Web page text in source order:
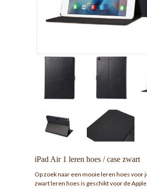
iPad Air 1 leren hoes / case zwart
Op zoek naar een mooie leren hoes voor
zwart leren hoes is geschikt voor de Apple